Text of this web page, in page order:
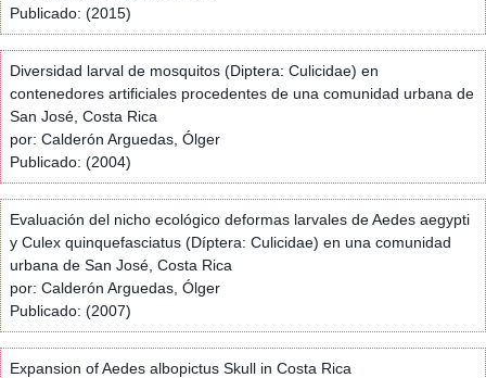
Publicado: (2015)
Diversidad larval de mosquitos (Diptera: Culicidae) en
contenedores artificiales procedentes de una comunidad urbana de
San José, Costa Rica
por: Calderón Arguedas, Ólger
Publicado: (2004)
Evaluación del nicho ecológico deformas larvales de Aedes aegypti
y Culex quinquefasciatus (Díptera: Culicidae) en una comunidad
urbana de San José, Costa Rica
por: Calderón Arguedas, Ólger
Publicado: (2007)
Expansion of Aedes albopictus Skull in Costa Rica